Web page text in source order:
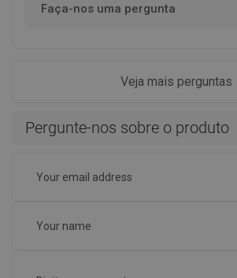
Faça-nos uma pergunta
Veja mais perguntas
Pergunte-nos sobre o produto